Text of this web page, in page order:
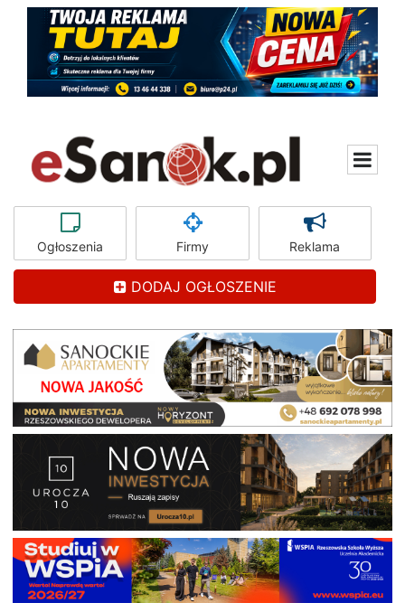
Ogłoszenia Firmy Reklama
DODAJ OGŁOSZENIE